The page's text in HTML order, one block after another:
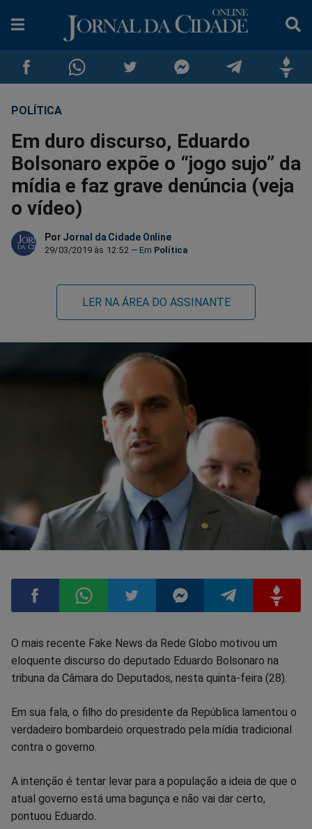
Compartilhar
no
Facebook
Compartilhar
no
Whatsapp
no
Twitter
no
Messenger
no
Telegram
no
Gettr
POLÍTICA
Em duro discurso, Eduardo
Bolsonaro expõe o “jogo sujo” da
mídia e faz grave denúncia (veja
o vídeo)
Por Jornal da Cidade Online
29/03/2019 às 12:52 Política
LER NA ÁREA DO ASSINANTE
Compartilhar
no
Facebook
Compartilhar
no
Whatsapp
Compartilhar
no
Twitter
Compartilhar
no
Messenger
Compartilhar
no
Telegram
no
Gettr
O mais recente Fake News da Rede Globo motivou um
eloquente discurso do deputado Eduardo Bolsonaro na
tribuna da Câmara do Deputados, nesta quinta-feira (28).
Em sua fala, o filho do presidente da República lamentou o
verdadeiro bombardeio orquestrado pela mídia tradicional
contra o governo.
A intenção é tentar levar para a população a ideia de que o
atual governo está uma bagunça e não vai dar certo,
pontuou Eduardo.